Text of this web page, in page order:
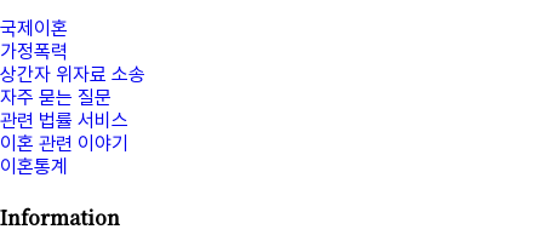
국제이혼
가정폭력
상간자 위자료 소송
자주 묻는 질문
관련 법률 서비스
이혼 관련 이야기
이혼통계
Information